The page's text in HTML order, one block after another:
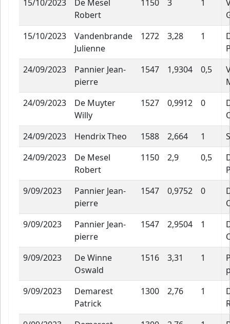
15/10/2023
De Mesel
Robert
1150 3 1
15/10/2023
Vandenbrande
Julienne
1272 3,28 1
24/09/2023
Pannier Jean-
pierre
1547 1,9304 0,5
24/09/2023
De Muyter
Willy
1527 0,9912 0
24/09/2023
Hendrix Theo 1588 2,664 1
24/09/2023
De Mesel
Robert
1150 2,9 0,5
9/09/2023
Pannier Jean-
pierre
1547 0,9752 0
9/09/2023
Pannier Jean-
pierre
1547 2,9504 1
9/09/2023
De Winne
Oswald
1516 3,31 1
9/09/2023
Demarest
Patrick
1300 2,76 1